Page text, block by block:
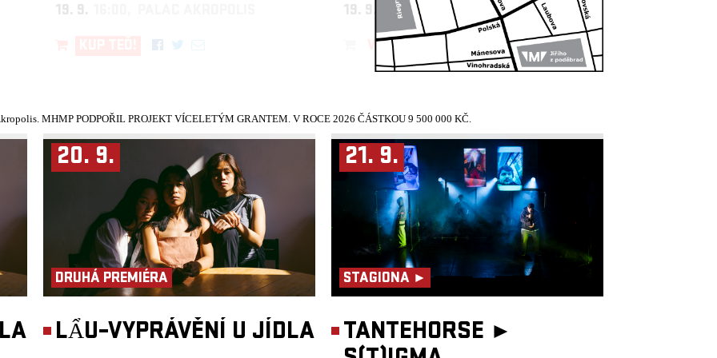
19. 9. 19. 9.
18:30, PALÁC AKROPOLIS
VYPRODÁNO!
20. 9.
DRUHÁ PREMIÉRA
LẨU–VYPRÁVĚNÍ U JÍDLA
21. 9.
STAGIONA ►
TANTEHORSE ►
MHMP PODPOŘIL PROJEKT VÍCELETÝM GRANTEM. V ROCE 2026 ČÁSTKOU 9 500 000 KČ.